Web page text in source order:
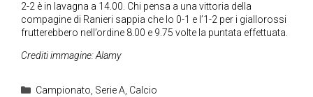
2-2 è in lavagna a 14.00. Chi pensa a una vittoria della
compagine di Ranieri sappia che lo 0-1 e l’1-2 per i giallorossi
frutterebbero nell’ordine 8.00 e 9.75 volte la puntata effettuata.
Crediti immagine: Alamy
Categorie
Campionato, Serie A, Calcio